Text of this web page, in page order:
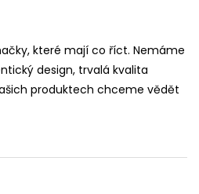
které mají co říct. Nemáme
design, trvalá kvalita
produktech chceme vědět